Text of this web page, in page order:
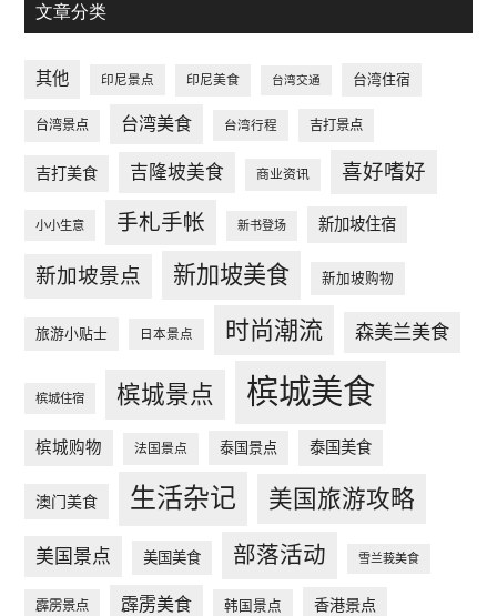
文章分类
其他 印尼景点 印尼美食 台湾交通 台湾住宿
台湾景点 台湾美食 台湾行程 吉打景点
吉打美食 吉隆坡美食 商业资讯 喜好嗜好
小小生意 手札手帐 新书登场 新加坡住宿
新加坡景点 新加坡美食 新加坡购物
旅游小贴士 日本景点 时尚潮流 森美兰美食
槟城住宿 槟城景点 槟城美食
槟城购物 法国景点 泰国景点 泰国美食
澳门美食 生活杂记 美国旅游攻略
美国景点 美国美食 部落活动 雪兰莪美食
霹雳景点 霹雳美食 韩国景点 香港景点